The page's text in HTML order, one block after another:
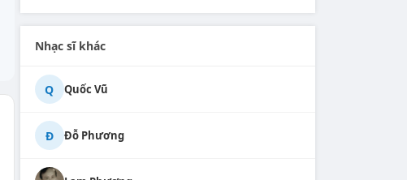
Nhạc sĩ khác
Q Quốc Vũ
Đ Đỗ Phương